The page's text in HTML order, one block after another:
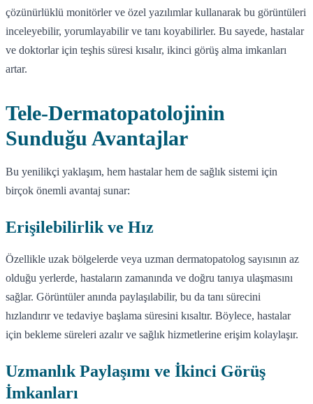
çözünürlüklü monitörler ve özel yazılımlar kullanarak bu görüntüleri
inceleyebilir, yorumlayabilir ve tanı koyabilirler. Bu sayede, hastalar
ve doktorlar için teşhis süresi kısalır, ikinci görüş alma imkanları
artar.
Tele-Dermatopatolojinin
Sunduğu Avantajlar
Bu yenilikçi yaklaşım, hem hastalar hem de sağlık sistemi için
birçok önemli avantaj sunar:
Erişilebilirlik ve Hız
Özellikle uzak bölgelerde veya uzman dermatopatolog sayısının az
olduğu yerlerde, hastaların zamanında ve doğru tanıya ulaşmasını
sağlar. Görüntüler anında paylaşılabilir, bu da tanı sürecini
hızlandırır ve tedaviye başlama süresini kısaltır. Böylece, hastalar
için bekleme süreleri azalır ve sağlık hizmetlerine erişim kolaylaşır.
Uzmanlık Paylaşımı ve İkinci Görüş
İmkanları